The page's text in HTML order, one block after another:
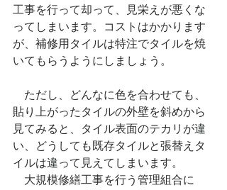
工事を行って却って、見栄えが悪くな
ってしまいます。コストはかかります
が、補修用タイルは特注でタイルを焼
いてもらうようにしましょう。
ただし、どんなに色を合わせても、
貼り上がったタイルの外壁を斜めから
見てみると、タイル表面のテカリが違
い、どうしても既存タイルと張替えタ
イルは違って見えてしまいます。
大規模修繕工事を行う管理組合に